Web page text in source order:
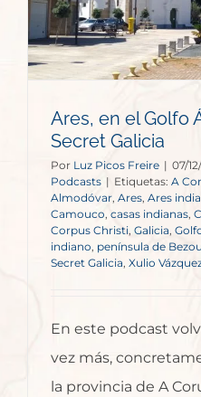
Ares, en el Golfo
Secret Galicia
Por Luz Picos Freire | 07/
Podcasts | Etiquetas: A
Almodóvar Ares Ares
Camouco, casas indianas
Corpus Christi, Galicia,
indiano península de
Secret Galicia, Xulio
En este podcast
vez más,
la provincia de A